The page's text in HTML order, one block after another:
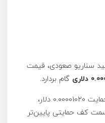
سناریو صعودی، قیمت
گام بردارد.
دلار،
کف حمایتی پایین‌تر